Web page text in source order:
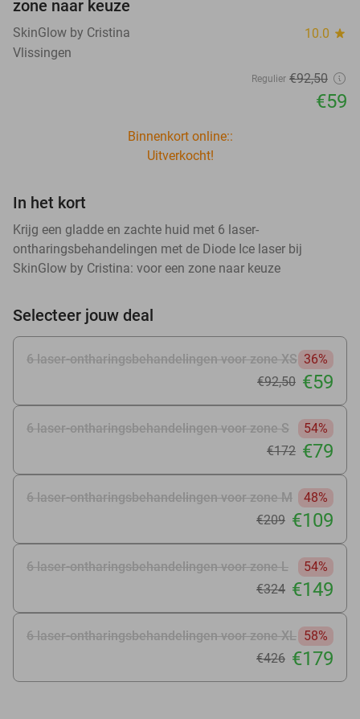
zone naar keuze
SkinGlow by Cristina 10.0 star
Vlissingen
Regulier €92,50
€59
Binnenkort online::
Uitverkocht!
In het kort
Krijg een gladde en zachte huid met 6 laser-
ontharingsbehandelingen met de Diode Ice laser bij
SkinGlow by Cristina: voor een zone naar keuze
Selecteer jouw deal
6 laser-ontharingsbehandelingen voor zone XS 36%
€92,50 €59
6 laser-ontharingsbehandelingen voor zone S
54%
€172 €79
6 laser-ontharingsbehandelingen voor zone M
48%
€209 €109
6 laser-ontharingsbehandelingen voor zone L
54%
€324 €149
6 laser-ontharingsbehandelingen voor zone XL 58%
€426 €179